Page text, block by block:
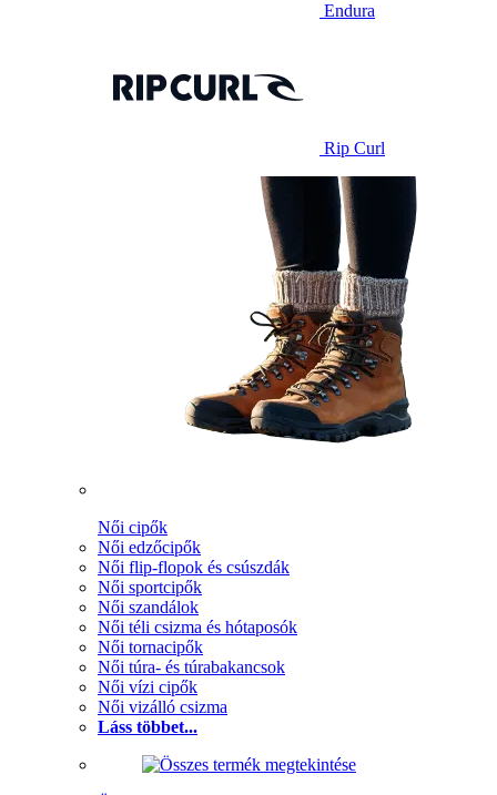
Endura
Rip Curl
Női cipők
Női edzőcipők
Női flip-flopok és csúszdák
Női sportcipők
Női szandálok
Női téli csizma és hótaposók
Női tornacipők
Női túra- és túrabakancsok
Női vízi cipők
Női vizálló csizma
Láss többet...